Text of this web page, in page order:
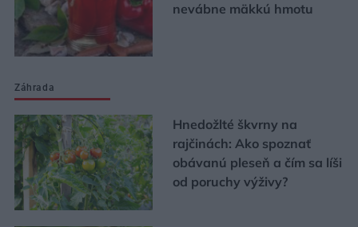
nevábne mäkkú hmotu
Záhrada
Hnedožlté škvrny na
rajčinách: Ako spoznať
obávanú pleseň a čím sa líši
od poruchy výživy?